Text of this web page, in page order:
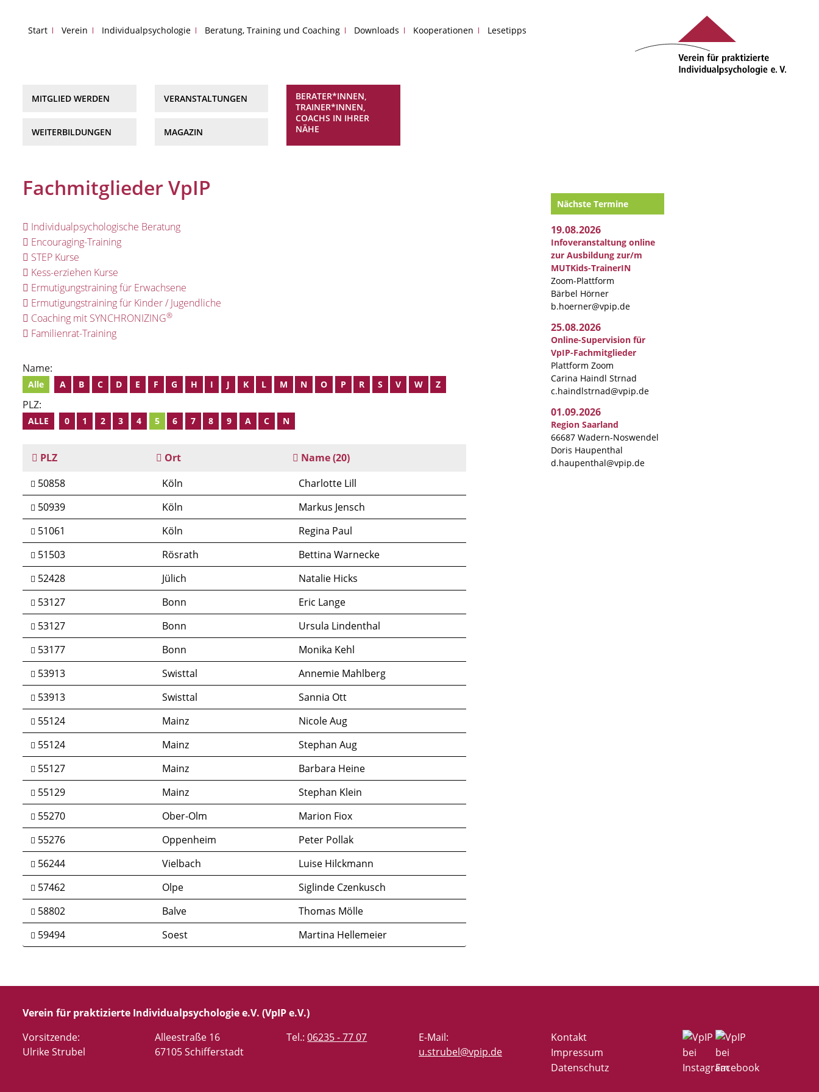
Start Verein Individualpsychologie Beratung, Training und Coaching Downloads Kooperationen Lesetipps
MITGLIED WERDEN
WEITERBILDUNGEN
VERANSTALTUNGEN
MAGAZIN
BERATER*INNEN,
TRAINER*INNEN,
COACHS IN IHRER
NÄHE
Fachmitglieder VpIP
Individualpsychologische Beratung
Encouraging-Training
STEP Kurse
Kess-erziehen Kurse
Ermutigungstraining für Erwachsene
Ermutigungstraining für Kinder / Jugendliche
Coaching mit SYNCHRONIZING®
Familienrat-Training
Name:
Alle A B C D E F G H I J K L M N O P R S V W Z
PLZ:
ALLE 0 1 2 3 4 5 6 7 8 9 A C N
PLZ Ort Name(20)
50858
Köln
Charlotte Lill
50939
Köln
Markus Jensch
51061
Köln
Regina Paul
51503
Rösrath
Bettina Warnecke
52428
Jülich
Natalie Hicks
53127
Bonn
Eric Lange
53127
Bonn
Ursula Lindenthal
53177
Bonn
Monika Kehl
53913
Swisttal
Annemie Mahlberg
53913
Swisttal
Sannia Ott
55124
Mainz
Nicole Aug
55124
Mainz
Stephan Aug
55127
Mainz
Barbara Heine
55129
Mainz
Stephan Klein
55270
Ober-Olm
Marion Fiox
55276
Oppenheim
Peter Pollak
56244
Vielbach
Luise Hilckmann
57462
Olpe
Siglinde Czenkusch
58802
Balve
Thomas Mölle
59494
Soest Martina Hellemeier
Nächste Termine
19.08.2026
Infoveranstaltung online
zur Ausbildung zur/m
MUTKids-TrainerIN
Zoom-Plattform
Bärbel Hörner
b.hoerner@vpip.de
25.08.2026
Online-Supervision für
VpIP-Fachmitglieder
Plattform Zoom
Carina Haindl Strnad
c.haindlstrnad@vpip.de
01.09.2026
Region Saarland
66687 Wadern-Noswendel
Doris Haupenthal
d.haupenthal@vpip.de
Verein für praktizierte Individualpsychologie e.V. (VpIP e.V.)
Vorsitzende:
Ulrike Strubel
Alleestraße 16
67105 Schifferstadt
Tel.:06235 - 77 07
E-Mail:
u.strubel@vpip.de
Kontakt
Impressum
Datenschutz